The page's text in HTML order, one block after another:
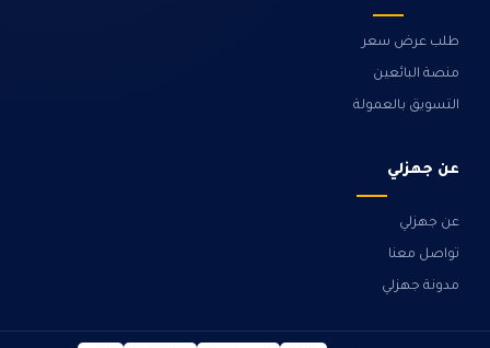
طلب عرض سعر
منصة البائعين
التسويق بالعمولة
عن جهزلي
عن جهزلي
تواصل معنا
مدونة جهزلي